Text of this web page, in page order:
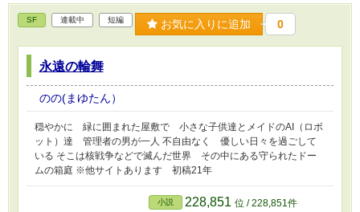
SF 連載中 短編 お気に入りに追加 0
永遠の輪舞
のの(まゆたん）
穏やかに 緑に囲まれた屋敷で 小さな子供達とメイドのAI（ロボ
ット）達 管理者の男が一人 不自由なく 優しい日々を過ごして
いる そこは核戦争などで滅んだ世界 その中にある守られたドー
ムの箱庭 ※他サイトあります 初稿21年
小説 228,851 位 / 228,851件